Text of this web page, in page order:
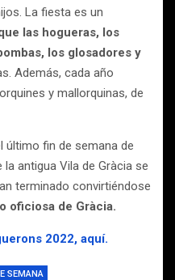
La fiesta es un
las hogueras, los
los glosadores y
Además, cada año
y mallorquinas, de
último fin de semana de
antigua Vila de Gràcia se
terminado convirtiéndose
oficiosa de Gràcia.
2022, aquí.
SEMANA